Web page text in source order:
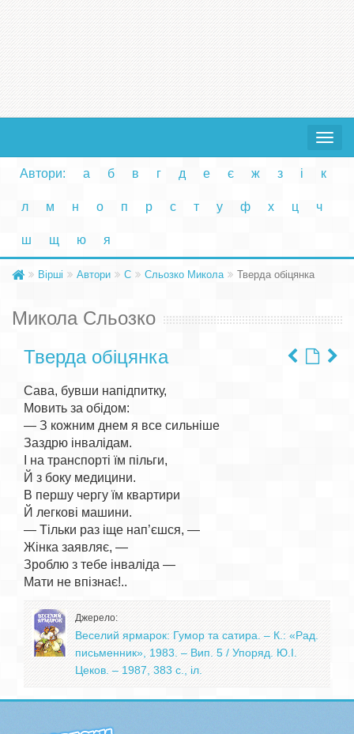
Toggle
Автори: а б в г д е є ж з і к
л м н о п р с т у ф х ц ч
ш щ ю я
Вірші Автори С Сльозко Микола Тверда обіцянка
Микола Сльозко
Тверда обіцянка
Сава, бувши напідпитку,
Мовить за обідом:
— З кожним днем я все сильніше
Заздрю інвалідам.
І на транспорті їм пільги,
Й з боку медицини.
В першу чергу їм квартири
Й легкові машини.
— Тільки раз іще нап’єшся, —
Жінка заявляє, —
Зроблю з тебе інваліда —
Джерело:
Веселий ярмарок: Гумор та сатира. – К.: «Рад.
письменник», 1983. – Вип. 5 / Упоряд. Ю.І.
Цеков. – 1987, 383 с., іл.